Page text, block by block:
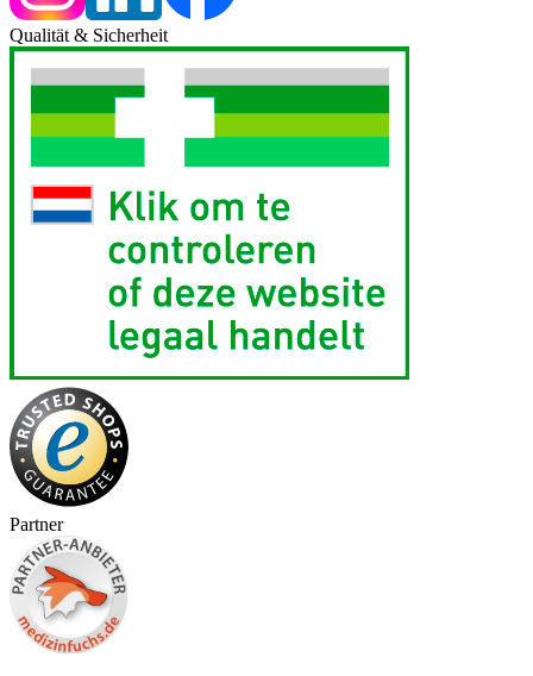
Qualität & Sicherheit
Partner